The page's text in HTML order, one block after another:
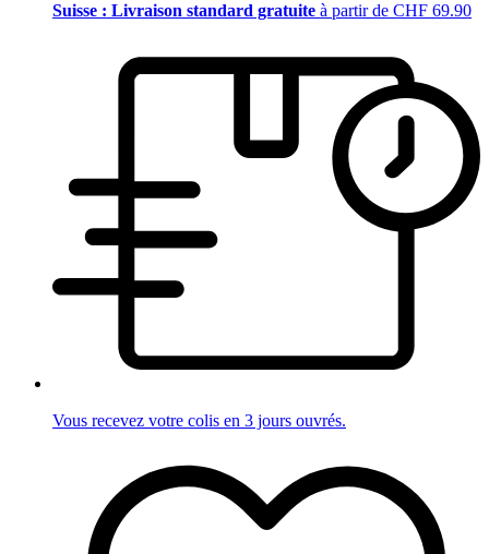
Suisse : Livraison standard gratuite à partir de CHF 69.90
Vous recevez votre colis en 3 jours ouvrés.